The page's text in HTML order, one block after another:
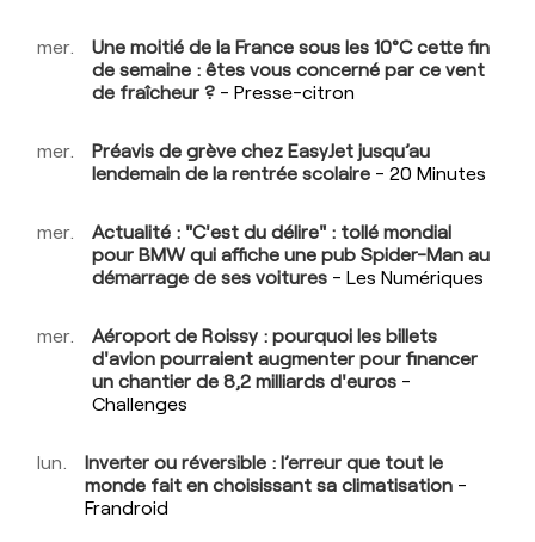
mer.
Une moitié de la France sous les 10°C cette fin
de semaine : êtes vous concerné par ce vent
de fraîcheur ? - Presse-citron
mer.
Préavis de grève chez EasyJet jusqu’au
lendemain de la rentrée scolaire - 20 Minutes
mer.
Actualité : "C'est du délire" : tollé mondial
pour BMW qui affiche une pub Spider-Man au
démarrage de ses voitures - Les Numériques
mer.
Aéroport de Roissy : pourquoi les billets
d'avion pourraient augmenter pour financer
un chantier de 8,2 milliards d'euros -
Challenges
lun.
Inverter ou réversible : l’erreur que tout le
monde fait en choisissant sa climatisation -
Frandroid